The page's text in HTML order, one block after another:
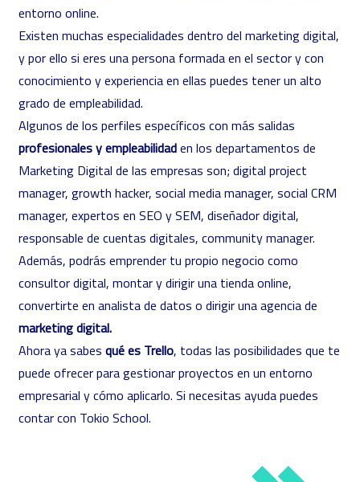
entorno online.
Existen muchas especialidades dentro del marketing digital,
y por ello si eres una persona formada en el sector y con
conocimiento y experiencia en ellas puedes tener un alto
grado de empleabilidad.
Algunos de los perfiles específicos con más salidas
profesionales y empleabilidaden los departamentos de
Marketing Digital de las empresas son; digital project
manager, growth hacker, social media manager, social CRM
manager, expertos en SEO y SEM, diseñador digital,
responsable de cuentas digitales, community manager.
Además, podrás emprender tu propio negocio como
consultor digital, montar y dirigir una tienda online,
convertirte en analista de datos o dirigir una agencia de
marketing digital.
Ahora ya sabes qué es Trello, todas las posibilidades que te
puede ofrecer para gestionar proyectos en un entorno
empresarial y cómo aplicarlo. Si necesitas ayuda puedes
contar con Tokio School.